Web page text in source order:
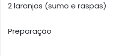
2 laranjas (sumo e raspas)
Preparação